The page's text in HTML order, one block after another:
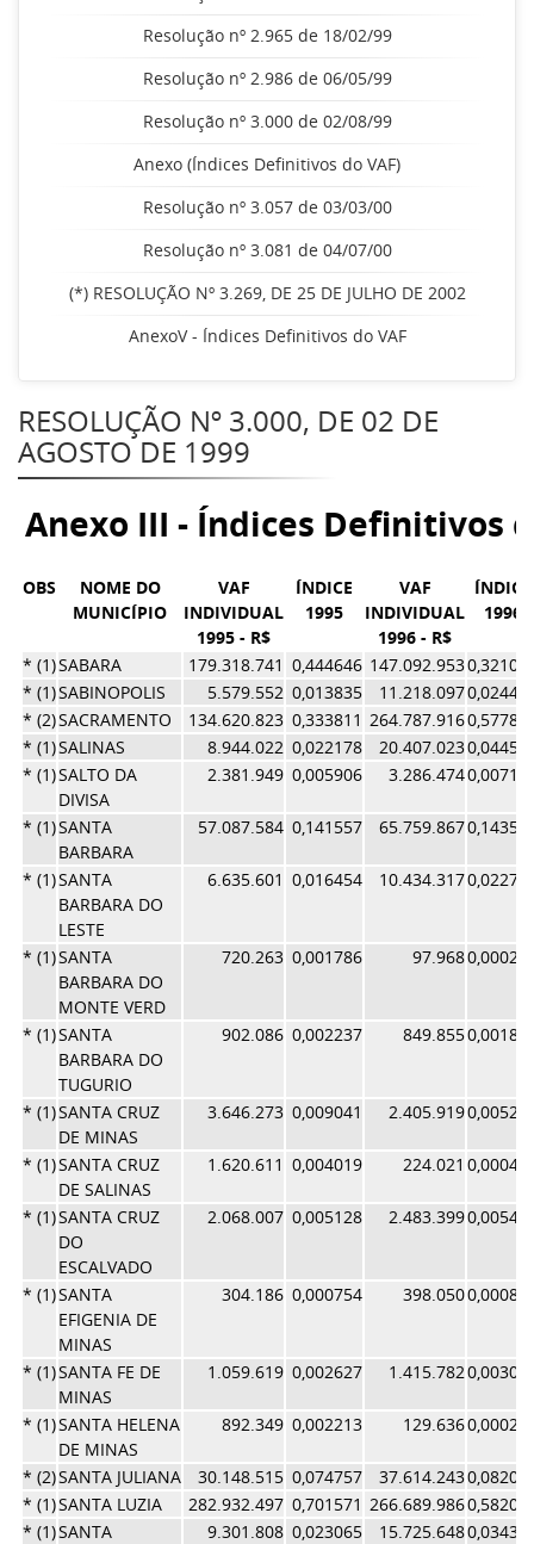
Resolução nº 2.965 de 18/02/99
Resolução nº 2.986 de 06/05/99
Resolução nº 3.000 de 02/08/99
Anexo (Índices Definitivos do VAF)
Resolução nº 3.057 de 03/03/00
Resolução nº 3.081 de 04/07/00
(*) RESOLUÇÃO Nº 3.269, DE 25 DE JULHO DE 2002
AnexoV - Índices Definitivos do VAF
RESOLUÇÃO Nº 3.000, DE 02 DE
AGOSTO DE 1999
Anexo III - Índices Definitivos
OBS
NOME DO
MUNICÍPIO
VAF
INDIVIDUAL
1995 - R$
ÍNDICE
1995
VAF
INDIVIDUAL
1996 - R$
ÍNDICE
1996
* (1)SABARA 179.318.741 0,444646 147.092.953
* (1)SABINOPOLIS 5.579.552 0,013835 11.218.097
* (2)SACRAMENTO 134.620.823 0,333811 264.787.916
* (1)SALINAS 8.944.022 0,022178 20.407.023
* (1)SALTO DA
DIVISA
2.381.949 0,005906 3.286.474
* (1)SANTA
BARBARA
57.087.584 0,141557 65.759.867
* (1)SANTA
BARBARA DO
LESTE
6.635.601 0,016454 10.434.317
* (1)SANTA
BARBARA DO
MONTE VERD
720.263 0,001786 97.968
* (1)SANTA
BARBARA DO
TUGURIO
902.086 0,002237 849.855
* (1)SANTA CRUZ
DE MINAS
3.646.273 0,009041 2.405.919
* (1)SANTA CRUZ
DE SALINAS
1.620.611 0,004019 224.021
* (1)SANTA CRUZ
DO
ESCALVADO
2.068.007 0,005128 2.483.399
* (1)SANTA
EFIGENIA DE
MINAS
304.186 0,000754 398.050
* (1)SANTA FE DE
MINAS
1.059.619 0,002627 1.415.782
* (1)SANTA HELENA
DE MINAS
892.349 0,002213 129.636
* (2)SANTA JULIANA 30.148.515 0,074757 37.614.243
* (1)SANTA LUZIA 282.932.497 0,701571 266.689.986
* (1)SANTA
9.301.808 0,023065 15.725.648